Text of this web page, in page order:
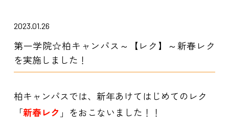
2023.01.26
第一学院☆柏キャンパス～【レク】～新春レク
を実施しました！
柏キャンパスでは、新年あけてはじめてのレク
「新春レク 」をおこないました！！